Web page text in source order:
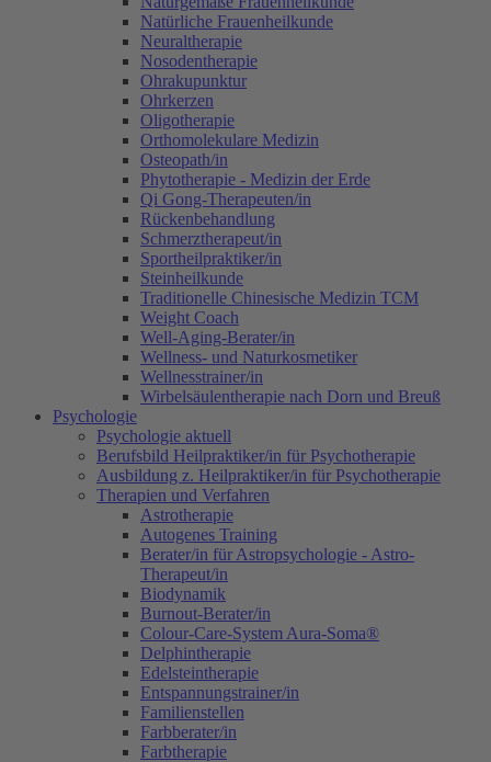
Natürliche Frauenheilkunde
Neuraltherapie
Nosodentherapie
Ohrakupunktur
Ohrkerzen
Oligotherapie
Orthomolekulare Medizin
Osteopath/in
Phytotherapie - Medizin der Erde
Qi Gong-Therapeuten/in
Rückenbehandlung
Schmerztherapeut/in
Sportheilpraktiker/in
Steinheilkunde
Traditionelle Chinesische Medizin TCM
Weight Coach
Well-Aging-Berater/in
Wellness- und Naturkosmetiker
Wellnesstrainer/in
Wirbelsäulentherapie nach Dorn und Breuß
Psychologie
Psychologie aktuell
Berufsbild Heilpraktiker/in für Psychotherapie
Ausbildung z. Heilpraktiker/in für Psychotherapie
Therapien und Verfahren
Astrotherapie
Autogenes Training
Berater/in für Astropsychologie - Astro-
Therapeut/in
Biodynamik
Burnout-Berater/in
Colour-Care-System Aura-Soma®
Delphintherapie
Edelsteintherapie
Entspannungstrainer/in
Familienstellen
Farbberater/in
Farbtherapie